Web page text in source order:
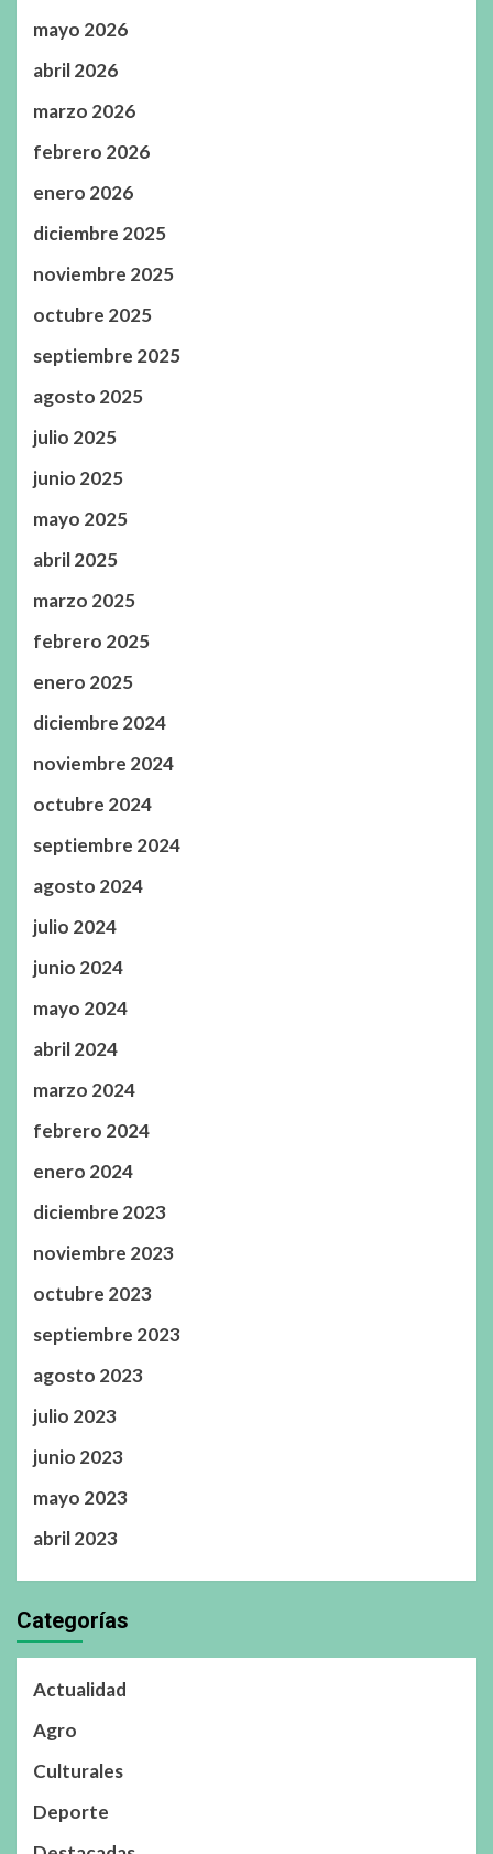
mayo 2026
abril 2026
marzo 2026
febrero 2026
enero 2026
diciembre 2025
noviembre 2025
octubre 2025
septiembre 2025
agosto 2025
julio 2025
junio 2025
mayo 2025
abril 2025
marzo 2025
febrero 2025
enero 2025
diciembre 2024
noviembre 2024
octubre 2024
septiembre 2024
agosto 2024
julio 2024
junio 2024
mayo 2024
abril 2024
marzo 2024
febrero 2024
enero 2024
diciembre 2023
noviembre 2023
octubre 2023
septiembre 2023
agosto 2023
julio 2023
junio 2023
mayo 2023
abril 2023
Categorías
Actualidad
Agro
Culturales
Deporte